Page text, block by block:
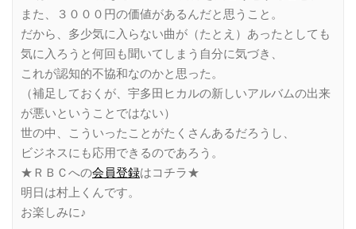
また、３０００円の価値があるんだと思うこと。
だから、多少気に入らない曲が（たとえ）あったとしても
気に入ろうと何回も聞いてしまう自分に気づき、
これが認知的不協和なのかと思った。
（補足しておくが、宇多田ヒカルの新しいアルバムの出来
が悪いということではない）
世の中、こういったことがたくさんあるだろうし、
ビジネスにも応用できるのであろう。
★ＲＢＣへの会員登録はコチラ★
明日は村上くんです。
お楽しみに♪